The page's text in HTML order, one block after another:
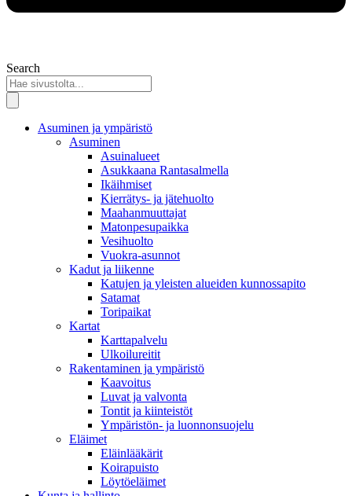
Search
Asuminen ja ympäristö
Asuminen
Asuinalueet
Asukkaana Rantasalmella
Ikäihmiset
Kierrätys- ja jätehuolto
Maahanmuuttajat
Matonpesupaikka
Vesihuolto
Vuokra-asunnot
Kadut ja liikenne
Katujen ja yleisten alueiden kunnossapito
Satamat
Toripaikat
Kartat
Karttapalvelu
Ulkoilureitit
Rakentaminen ja ympäristö
Kaavoitus
Luvat ja valvonta
Tontit ja kiinteistöt
Ympäristön- ja luonnonsuojelu
Eläimet
Eläinlääkärit
Koirapuisto
Löytöeläimet